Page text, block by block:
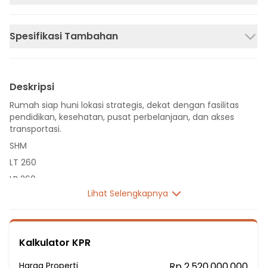
Spesifikasi Tambahan
Deskripsi
Rumah siap huni lokasi strategis, dekat dengan fasilitas
pendidikan, kesehatan, pusat perbelanjaan, dan akses
transportasi.
SHM
LT 260
LB 260
Listrik 2200 VA
Sumber Air PDAM
Lihat Selengkapnya
Kalkulator KPR
Harga Properti